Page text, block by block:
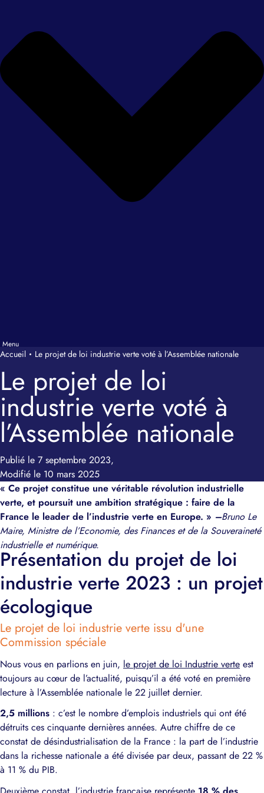
Accueil Le projet de loi industrie verte voté à l’Assemblée nationale
Le projet de loi
industrie verte voté à
l’Assemblée nationale
Publié le 7 septembre 2023,
Modifié le 10 mars 2025
« Ce projet constitue une véritable révolution industrielle
verte, et poursuit une ambition stratégique : faire de la
France le leader de l’industrie verte en Europe. » –Bruno Le
Maire, Ministre de l’Economie, des Finances et de la Souveraineté
industrielle et numérique.
Présentation du projet de loi
industrie verte 2023 : un projet
écologique
Le projet de loi industrie verte issu d'une
Commission spéciale
Nous vous en parlions en juin, le projet de loi Industrie verte est
toujours au cœur de l’actualité, puisqu’il a été voté en première
lecture à l’Assemblée nationale le 22 juillet dernier.
2,5 millions : c’est le nombre d’emplois industriels qui ont été
détruits ces cinquante dernières années. Autre chiffre de ce
constat de désindustrialisation de la France : la part de l’industrie
dans la richesse nationale a été divisée par deux, passant de 22 %
à 11 % du PIB.